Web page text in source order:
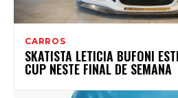
CARROS
SKATISTA LETICIA BUFONI
CUP NESTE FINAL DE SEMANA